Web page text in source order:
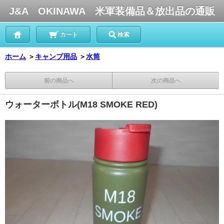
J&A OKINAWA 米軍装備品＆放出品の通販
カート 検索
ホーム ＞ キャンプ用品 ＞水筒
前の商品へ 次の商品へ
ウォーターボトル(M18 SMOKE RED)